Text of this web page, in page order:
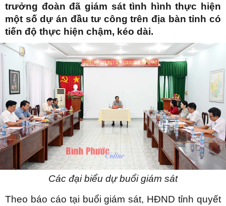
trưởng đoàn đã giám sát tình hình thực hiện
một số dự án đầu tư công trên địa bàn tỉnh có
tiến độ thực hiện chậm, kéo dài.
Các đại biểu dự buổi giám sát
Theo báo cáo tại buổi giám sát, HĐND tỉnh quyết